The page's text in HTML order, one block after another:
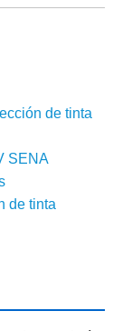
de tinta
SENA
de tinta